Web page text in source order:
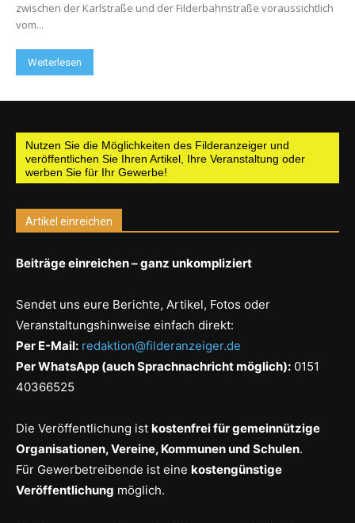
zwischen der Karlstraße und der Filderbahnstraße voraussichtlich
vom...
Weiterlesen
Nutzen Sie die Möglichkeiten des Filderanzeiger und
veröffentlichen Sie Ihren Artikel, Ihre Veranstaltung oder
werben Sie für Ihr Gewerbe!
Artikel einreichen
Beiträge einreichen – ganz unkompliziert
Sendet uns eure Berichte, Artikel, Fotos oder
Veranstaltungshinweise einfach direkt:
Per E-Mail: redaktion@filderanzeiger.de
Per WhatsApp (auch Sprachnachricht möglich): 0151
40366525
Die Veröffentlichung ist kostenfrei für gemeinnützige
Organisationen, Vereine, Kommunen und Schulen.
Für Gewerbetreibende ist eine kostengünstige
Veröffentlichung möglich.